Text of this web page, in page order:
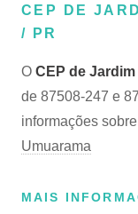
CEP DE
/ PR
O CEP de
de 87508-247 e
informações
Umuarama
MAIS